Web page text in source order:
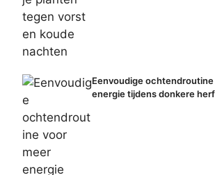
Eenvoudige
energie tijdens donkere